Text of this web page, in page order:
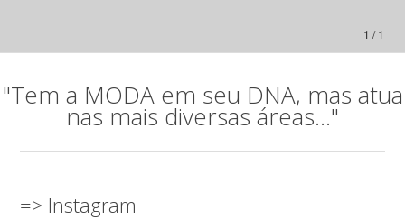
1 / 1
"Tem a MODA em seu DNA, mas atua
nas mais diversas áreas..."
=> Instagram